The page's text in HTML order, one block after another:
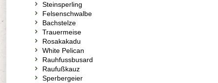
Steinsperling
Felsenschwalbe
Bachstelze
Trauermeise
Rosakakadu
White Pelican
Rauhfussbusard
Raufußkauz
Sperbergeier